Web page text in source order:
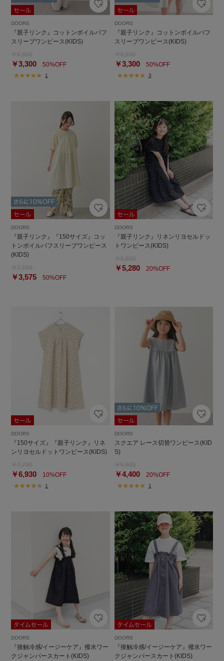
DOORS
『親子リンク』コットンボイルパフ
スリーブワンピース(KIDS)
￥3,300 50%OFF
1
DOORS
『親子リンク』コットンボイルパフ
スリーブワンピース(KIDS)
￥3,30050%OFF
3
DOORS
『親子リンク』『150サイズ』コッ
トンボイルパフスリーブワンピース
(KIDS)
￥3,575 50%OFF
DOORS
『親子リンク』リネンリヨセルドッ
トワンピース(KIDS)
￥5,28020%OFF
DOORS
『150サイズ』『親子リンク』リネ
ンリヨセルドットワンピース(KIDS)
￥6,930 10%OFF
1
DOORS
スクエア レース切替ワンピース(KID
S)
￥4,40020%OFF
1
DOORS
『接触冷感/イージーケア』撥水ワー
クジャンパースカート(KIDS)
DOORS
『接触冷感/イージーケア』撥水ワー
クジャンパースカート(KIDS)